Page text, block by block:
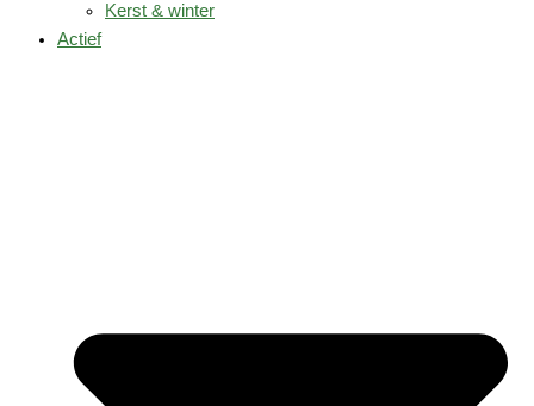
Kerst & winter
Actief